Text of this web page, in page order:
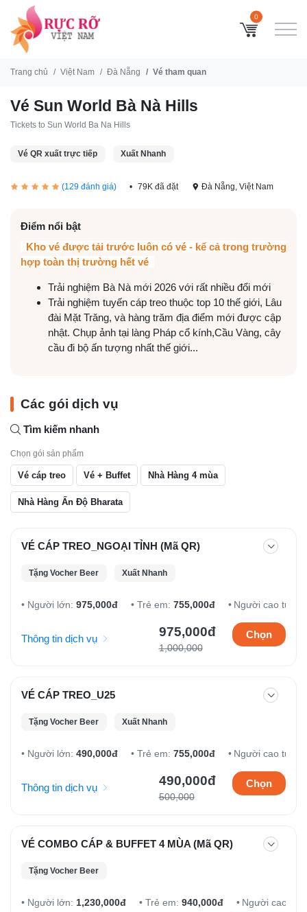
0
Trang chủ Việt Nam Đà Nẵng Vé tham quan
Vé Sun World Bà Nà Hills
Tickets to Sun World Ba Na Hills
Vé QR xuất trực tiếp Xuất Nhanh
(129 đánh giá) 79K đã đặt Đà Nẵng, Việt Nam
Điểm nổi bật
Kho vé được tải trước luôn có vé - kể cả trong trường
hợp toàn thị trường hết vé
Trải nghiệm Bà Nà mới 2026 với rất nhiều đổi mới
Trải nghiệm tuyến cáp treo thuộc top 10 thế giới, Lâu
đài Mặt Trăng, và hàng trăm địa điểm mới được cập
nhật. Chụp ảnh tại làng Pháp cổ kính,Cầu Vàng, cây
cầu đi bộ ấn tượng nhất thế giới...
Các gói dịch vụ
Tìm kiếm nhanh
Chọn gói sản phẩm
Vé cáp treo Vé + Buffet Nhà Hàng 4 mùa
Nhà Hàng Ấn Độ Bharata
VÉ CÁP TREO_NGOẠI TỈNH (Mã QR)
Tặng Vocher Beer Xuất Nhanh
Người lớn: 975,000đ Trẻ em: 755,000đ Người cao tuổi:
Thông tin dịch vụ 975,000đ
1,000,000
Chọn
VÉ CÁP TREO_U25
Tặng Vocher Beer Xuất Nhanh
Người lớn: 490,000đ Trẻ em: 755,000đ Người cao tuổi:
Thông tin dịch vụ 490,000đ
500,000
Chọn
VÉ COMBO CÁP & BUFFET 4 MÙA (Mã QR)
Tặng Vocher Beer
Người lớn: 1,230,000đ Trẻ em: 940,000đ Người cao